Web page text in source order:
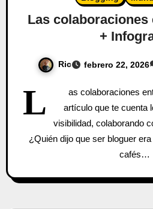
Las
+
Ric febrero 22, 2026
L
as colaboraciones
artículo que te cuenta
visibilidad, colaborando
¿Quién dijo que ser bloguer
cafés…